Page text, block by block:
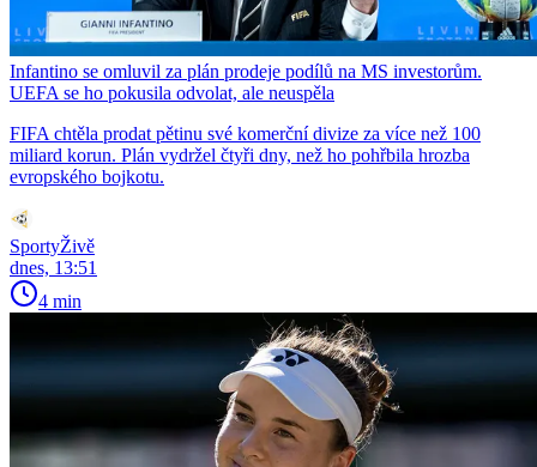
Infantino se omluvil za plán prodeje podílů na MS investorům.
UEFA se ho pokusila odvolat, ale neuspěla
FIFA chtěla prodat pětinu své komerční divize za více než 100
miliard korun. Plán vydržel čtyři dny, než ho pohřbila hrozba
evropského bojkotu.
SportyŽivě
dnes, 13:51
4 min